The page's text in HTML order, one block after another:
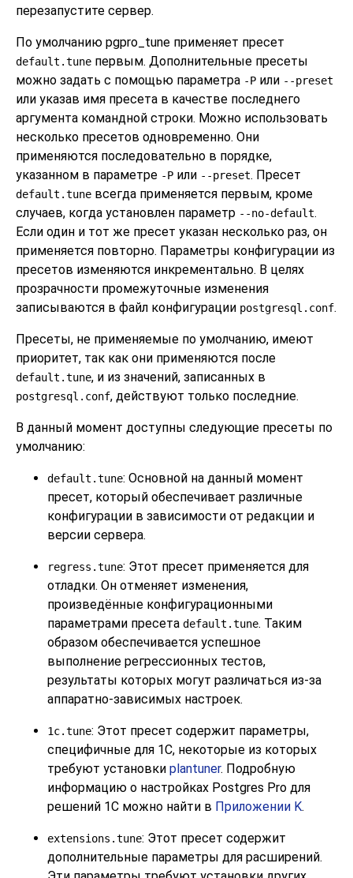
перезапустите сервер.
По умолчанию pgpro_tune применяет пресет
default.tune первым. Дополнительные пресеты
можно задать с помощью параметра -P или --preset
или указав имя пресета в качестве последнего
аргумента командной строки. Можно использовать
несколько пресетов одновременно. Они
применяются последовательно в порядке,
указанном в параметре -P или --preset. Пресет
default.tune всегда применяется первым, кроме
случаев, когда установлен параметр --no-default.
Если один и тот же пресет указан несколько раз, он
применяется повторно. Параметры конфигурации из
пресетов изменяются инкрементально. В целях
прозрачности промежуточные изменения
записываются в файл конфигурации postgresql.conf.
Пресеты, не применяемые по умолчанию, имеют
приоритет, так как они применяются после
default.tune, и из значений, записанных в
postgresql.conf, действуют только последние.
В данный момент доступны следующие пресеты по
умолчанию:
default.tune: Основной на данный момент
пресет, который обеспечивает различные
конфигурации в зависимости от редакции и
версии сервера.
regress.tune: Этот пресет применяется для
отладки. Он отменяет изменения,
произведённые конфигурационными
параметрами пресета default.tune. Таким
образом обеспечивается успешное
выполнение регрессионных тестов,
результаты которых могут различаться из-за
аппаратно-зависимых настроек.
1c.tune: Этот пресет содержит параметры,
специфичные для 1С, некоторые из которых
требуют установки plantuner. Подробную
информацию о настройках Postgres Pro для
решений 1С можно найти в Приложении K.
extensions.tune: Этот пресет содержит
дополнительные параметры для расширений.